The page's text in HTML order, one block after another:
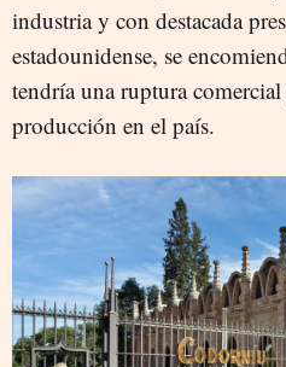
industria y con destacada
estadounidense, se
tendría una ruptura comercial
producción en el país.